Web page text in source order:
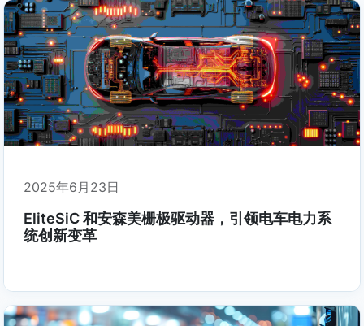
2025年6月23日
EliteSiC 和安森美栅极驱动器，引领电车电力系
统创新变革